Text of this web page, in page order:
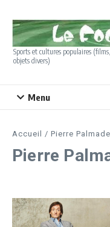
Sports et cultures populaires
objets divers)
Menu
Accueil / Pierre Palmade
Pierre